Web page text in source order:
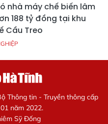
nhà máy chế biến lâm
188 tỷ đồng tại khu
Cầu Treo
Thông tin - Truyền thông cấp
năm 2022.
Sỹ Đống